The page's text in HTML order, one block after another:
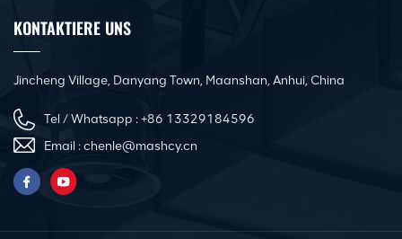
KONTAKTIERE UNS
Jincheng Village, Danyang Town, Maanshan, Anhui, China
Tel / Whatsapp :+86 13329184596
Email :chenle@mashcy.cn